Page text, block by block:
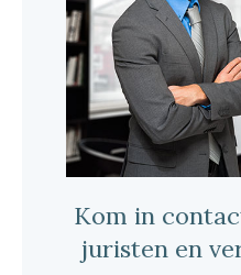
Kom in
juristen en